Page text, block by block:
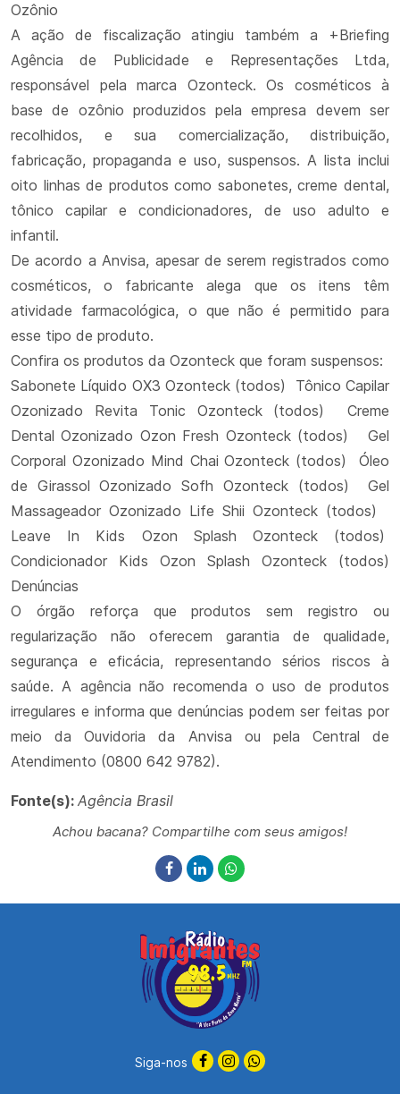
Ozônio
A ação de fiscalização atingiu também a +Briefing
Agência de Publicidade e Representações Ltda,
responsável pela marca Ozonteck. Os cosméticos à
base de ozônio produzidos pela empresa devem ser
recolhidos, e sua comercialização, distribuição,
fabricação, propaganda e uso, suspensos. A lista inclui
oito linhas de produtos como sabonetes, creme dental,
tônico capilar e condicionadores, de uso adulto e
infantil.
De acordo a Anvisa, apesar de serem registrados como
cosméticos, o fabricante alega que os itens têm
atividade farmacológica, o que não é permitido para
esse tipo de produto.
Confira os produtos da Ozonteck que foram suspensos:
Sabonete Líquido OX3 Ozonteck (todos) Tônico Capilar
Ozonizado Revita Tonic Ozonteck (todos) Creme
Dental Ozonizado Ozon Fresh Ozonteck (todos) Gel
Corporal Ozonizado Mind Chai Ozonteck (todos) Óleo
de Girassol Ozonizado Sofh Ozonteck (todos) Gel
Massageador Ozonizado Life Shii Ozonteck (todos)
Leave In Kids Ozon Splash Ozonteck (todos)
Condicionador Kids Ozon Splash Ozonteck (todos)
Denúncias
O órgão reforça que produtos sem registro ou
regularização não oferecem garantia de qualidade,
segurança e eficácia, representando sérios riscos à
saúde. A agência não recomenda o uso de produtos
irregulares e informa que denúncias podem ser feitas por
meio da Ouvidoria da Anvisa ou pela Central de
Atendimento (0800 642 9782).
Fonte(s): Agência Brasil
Achou bacana? Compartilhe com seus amigos!
Siga-nos